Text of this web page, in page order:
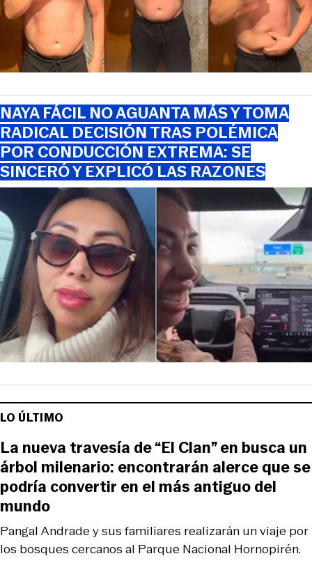
NAYA FÁCIL NO AGUANTA MÁS Y TOMA
RADICAL DECISIÓN TRAS POLÉMICA
POR CONDUCCIÓN EXTREMA: SE
SINCERÓ Y EXPLICÓ LAS RAZONES
LO ÚLTIMO
Pangal Andrade y sus familiares realizarán un viaje por
los bosques cercanos al Parque Nacional Hornopirén.
La nueva travesía de “El Clan” en busca un
árbol milenario: encontrarán alerce que se
podría convertir en el más antiguo del
mundo